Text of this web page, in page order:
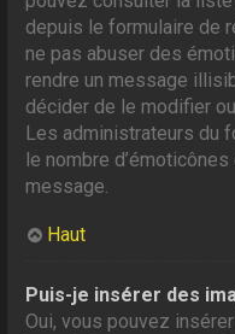
depuis le formulaire de
ne pas abuser des
rendre un message
décider de le modifier
Les administrateurs du
le nombre
message.
Haut
Puis-je insérer des
Oui, vous pouvez